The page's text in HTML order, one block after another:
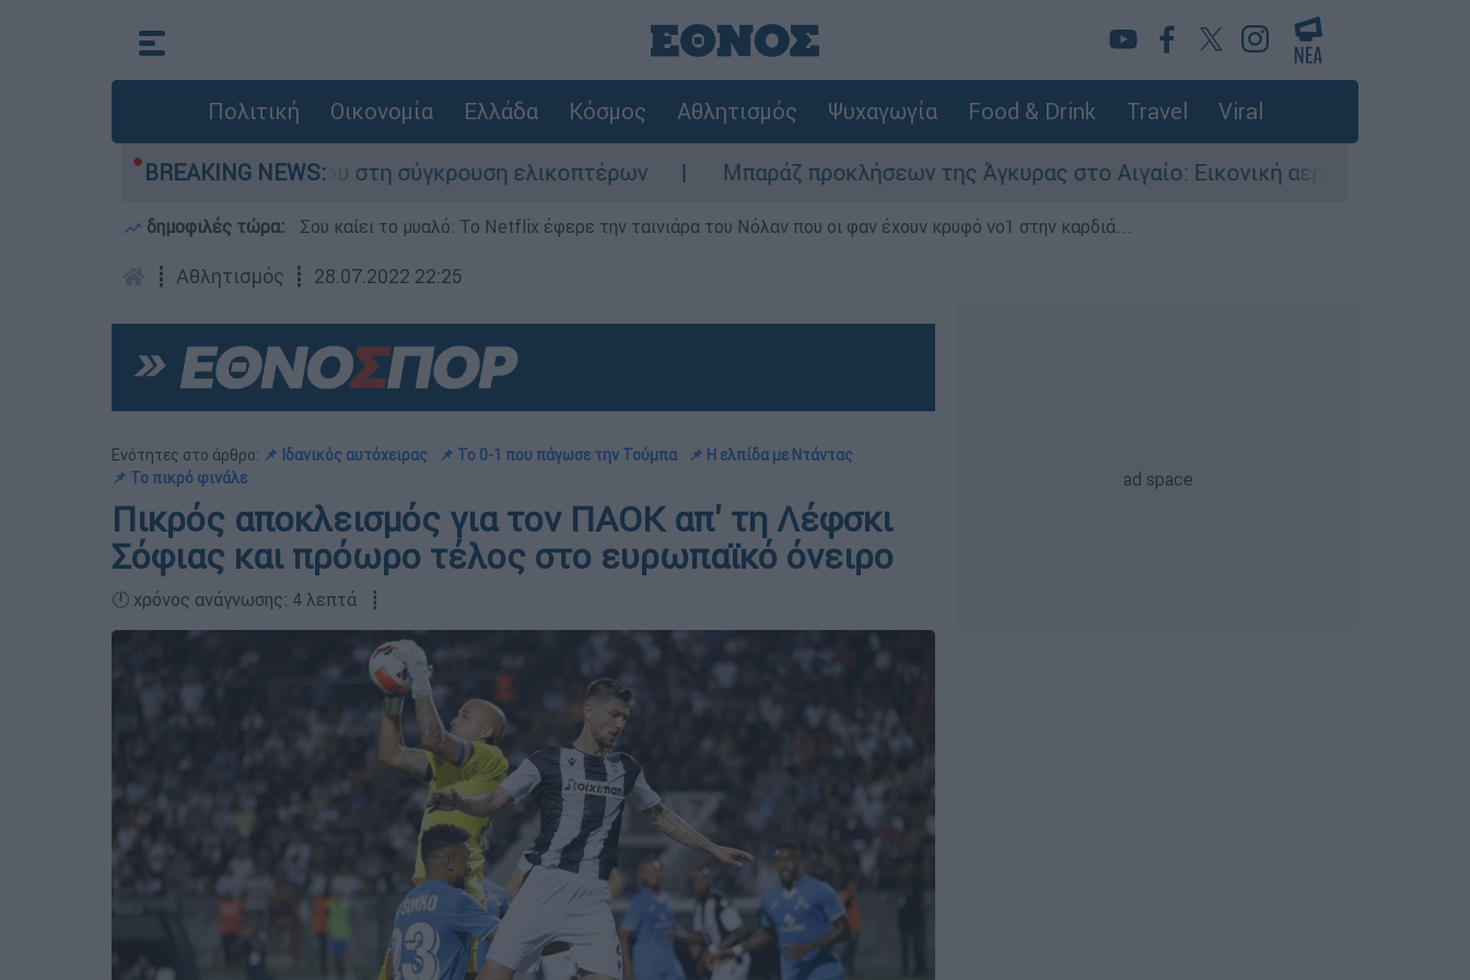
Πολιτική Οικονομία Ελλάδα Κόσμος Αθλητισμός Ψυχαγωγία Food & Drink Travel Viral
BREAKING NEWS:
έχασε τη ζωή του στη σύγκρουση ελικοπτέρων Μπαράζ προκλήσεων της Άγκυρας στο Αιγαίο: Εικονική αερομαχία ανάμεσα σε
δημοφιλές τώρα: Σου καίει το μυαλό: Το Netflix έφερε την ταινιάρα του Νόλαν που οι φαν έχουν κρυφό νο1 στην καρδιά...
┋ Αθλητισμός ┋ 28.07.2022 22:25
Ενότητες στο άρθρο: 📌 Ιδανικός αυτόχειρας 📌 Το 0-1 που πάγωσε την Τούμπα
📌 Η ελπίδα με Ντάντας
📌 Το πικρό φινάλε
Πικρός αποκλεισμός για τον ΠΑΟΚ απ' τη Λέφσκι
Σόφιας και πρόωρο τέλος στο ευρωπαϊκό όνειρο
🕛 χρόνος ανάγνωσης: 4 λεπτά ┋